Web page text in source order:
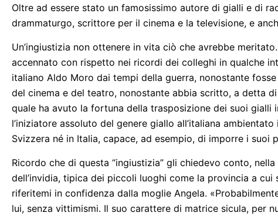
Oltre ad essere stato un famosissimo autore di gialli e di
drammaturgo, scrittore per il cinema e la televisione, e
Un’ingiustizia non ottenere in vita ciò che avrebbe
accennato con rispetto nei ricordi dei colleghi in qualche
italiano Aldo Moro dai tempi della guerra, nonostante
del cinema e del teatro, nonostante abbia scritto, a detta
quale ha avuto la fortuna della trasposizione dei suoi gialli
l’iniziatore assoluto del genere giallo all’italiana
Svizzera né in Italia, capace, ad esempio, di imporre i suoi
Ricordo che di questa “ingiustizia” gli chiedevo conto,
dell’invidia, tipica dei piccoli luoghi come la provincia a
riferitemi in confidenza dalla moglie Angela.
lui, senza vittimismi. Il suo carattere di matrice sicula, per